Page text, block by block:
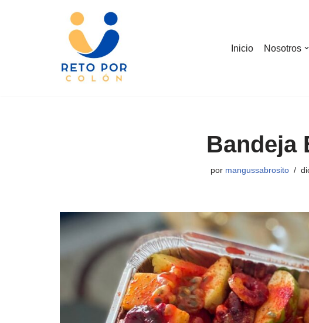
Inicio Nosotros
Bandeja
por mangussabrosito